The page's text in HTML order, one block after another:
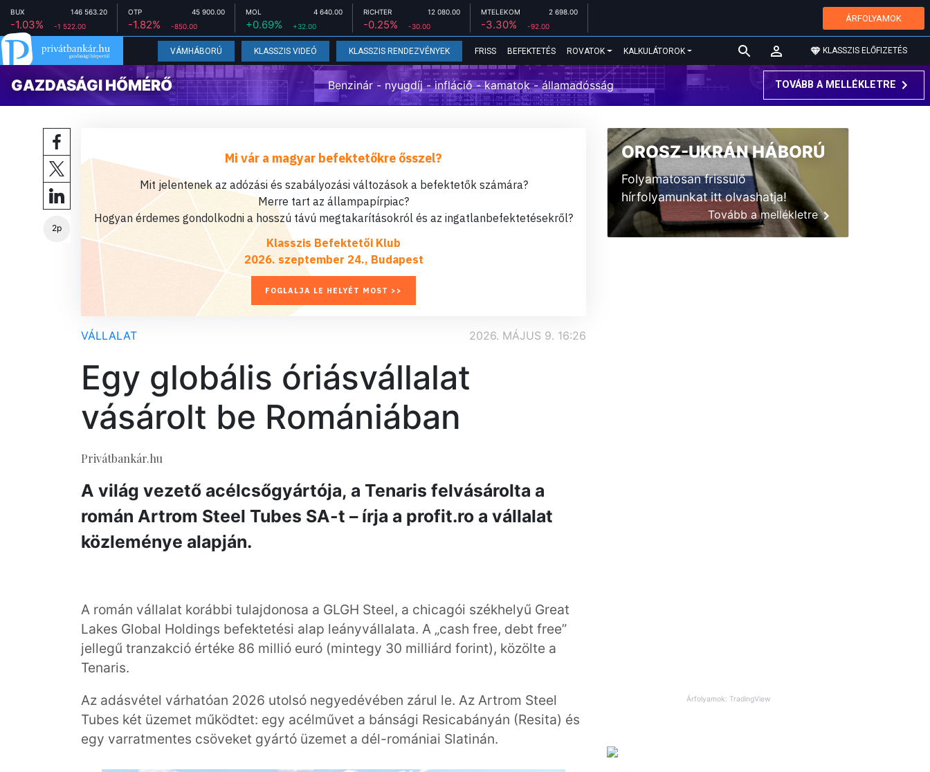
BUX 146 563.20
-1.03% -1 522.00
OTP 45 900.00
-1.82% -850.00
MOL 4 640.00
+0.69% +32.00
RICHTER 12 080.00
-0.25% -30.00
MTELEKOM 2 698.00
-3.30% -92.00
ÁRFOLYAMOK
VÁMHÁBORÚ KLASSZIS VIDEÓ KLASSZIS RENDEZVÉNYEK FRISS BEFEKTETÉS ROVATOK KALKULÁTOROK KLASSZIS ELŐFIZETÉS
GAZDASÁGI HŐMÉRŐ Benzinár - nyugdíj - infláció - kamatok - államadósság TOVÁBB A MELLÉKLETRE
2p
Mi vár a magyar befektetőkre ősszel?
Mit jelentenek az adózási és szabályozási változások a befektetők számára?
Merre tart az állampapírpiac?
Hogyan érdemes gondolkodni a hosszú távú megtakarításokról és az ingatlanbefektetésekről?
Klasszis Befektetői Klub
2026. szeptember 24., Budapest
FOGLALJA LE HELYÉT MOST >>
VÁLLALAT 2026. MÁJUS 9. 16:26
Egy globális óriásvállalat
vásárolt be Romániában
Privátbankár.hu
A világ vezető acélcsőgyártója, a Tenaris felvásárolta a
román Artrom Steel Tubes SA-t – írja a profit.ro a vállalat
közleménye alapján.
A román vállalat korábbi tulajdonosa a GLGH Steel, a chicagói székhelyű Great
Lakes Global Holdings befektetési alap leányvállalata. A „cash free, debt free”
jellegű tranzakció értéke 86 millió euró (mintegy 30 milliárd forint), közölte a
Tenaris.
Az adásvétel várhatóan 2026 utolsó negyedévében zárul le. Az Artrom Steel
Tubes két üzemet működtet: egy acélművet a bánsági Resicabányán (Resita) és
egy varratmentes csöveket gyártó üzemet a dél-romániai Slatinán.
OROSZ-UKRÁN HÁBORÚ
Folyamatosan frissülő
hírfolyamunkat itt olvashatja!
Tovább a mellékletre
Árfolyamok: TradingView